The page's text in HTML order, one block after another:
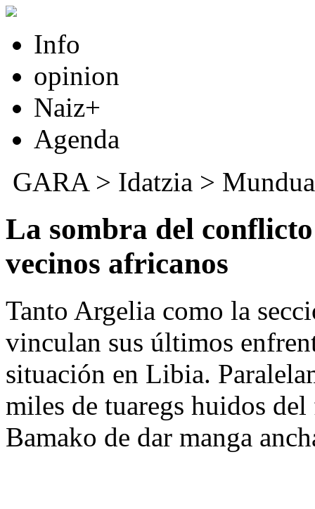
Info
opinion
Naiz+
Agenda
GARA> Idatzia > Mundua
La sombra del
vecinos africanos
Tanto Argelia como la
vinculan sus últimos
situación en Libia.
miles de tuaregs huidos
Bamako de dar manga